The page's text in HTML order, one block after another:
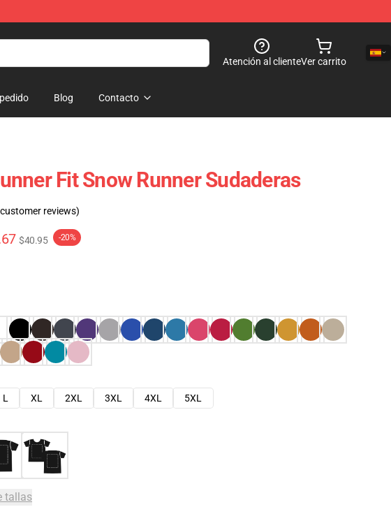
Atención al clienteVer carrito
Blog Contacto
Fit Snow Runner Sudaderas
reviews)
$40.95 -20%
L XL 2XL 3XL 4XL
5XL
tallas